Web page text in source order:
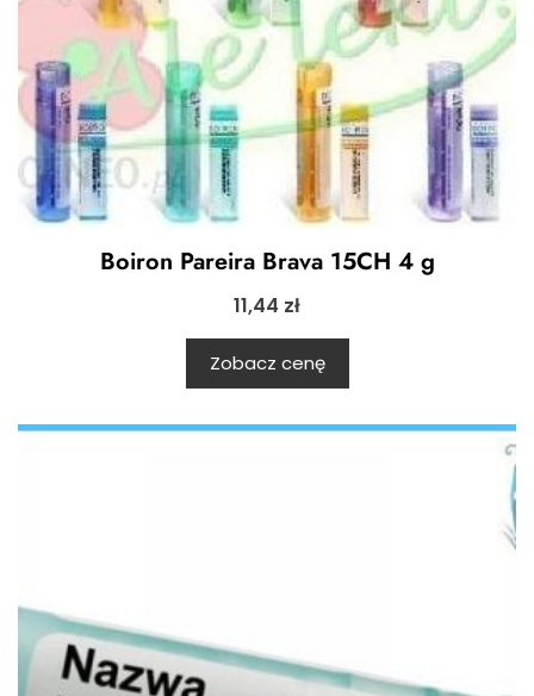
Boiron Pareira Brava 15CH 4 g
11,44 zł
Zobacz cenę